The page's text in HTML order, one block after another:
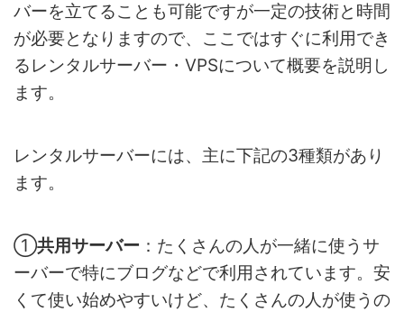
バーを立てることも可能ですが一定の技術と時間
が必要となりますので、ここではすぐに利用でき
るレンタルサーバー・VPSについて概要を説明し
ます。
レンタルサーバーには、主に下記の3種類があり
ます。
①共用サーバー ：たくさんの人が一緒に使うサ
ーバーで特にブログなどで利用されています。安
くて使い始めやすいけど、たくさんの人が使うの